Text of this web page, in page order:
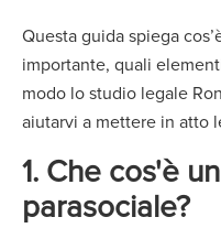
Questa guida spiega
importante, quali
modo lo studio legale
aiutarvi a mettere in atto
1. Che cos'è
parasociale?